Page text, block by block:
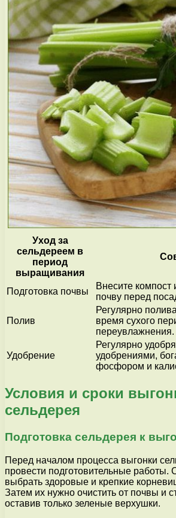
Уход за
сельдереем в
период
выращивания
Подготовка почвы
Внесите компост
почву перед
Полив
Регулярно
время сухого
переувлажнения.
Удобрение
Регулярно
удобрениями,
фосфором и
Условия и сроки
сельдерея
Подготовка сельдерея к
Перед началом процесса выгонки
провести подготовительные работы.
выбрать здоровые и крепкие
Затем их нужно очистить от почвы и
оставив только зеленые верхушки.